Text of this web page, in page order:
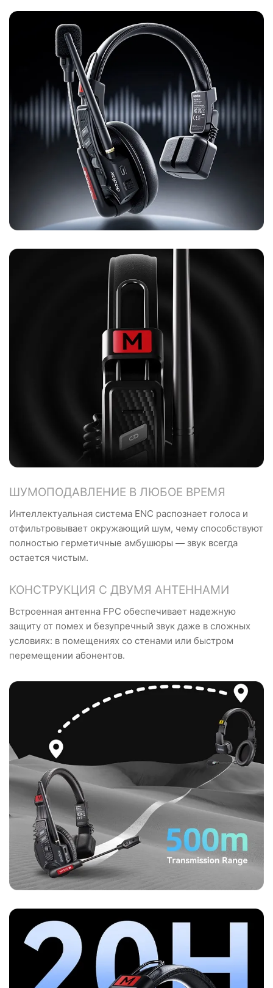
ШУМОПОДАВЛЕНИЕ В ЛЮБОЕ ВРЕМЯ
Интеллектуальная система ENC распознает голоса и
отфильтровывает окружающий шум, чему способствуют
полностью герметичные амбушюры — звук всегда
остается чистым.
КОНСТРУКЦИЯ С ДВУМЯ АНТЕННАМИ
Встроенная антенна FPC обеспечивает надежную
защиту от помех и безупречный звук даже в сложных
условиях: в помещениях со стенами или быстром
перемещении абонентов.